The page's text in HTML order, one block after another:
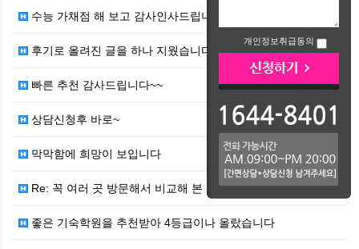
개인정보취급동의
수능 가채점 해 보고 감사인사드립니다^^
후기로 올려진 글을 하나 지웠습니다 ㅠ.ㅠ
빠른 추천 감사드립니다~~
상담신청후 바로~
막막함에 희망이 보입니다
Re: 꼭 여러 곳 방문해서 비교해 본 후 결정하셔요^…
좋은 기숙학원을 추천받아 4등급이나 올랐습니다